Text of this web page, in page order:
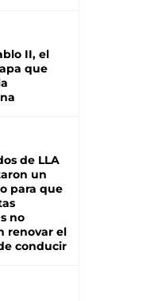
II, el
que
de LLA
un
para que
no
renovar el
conducir